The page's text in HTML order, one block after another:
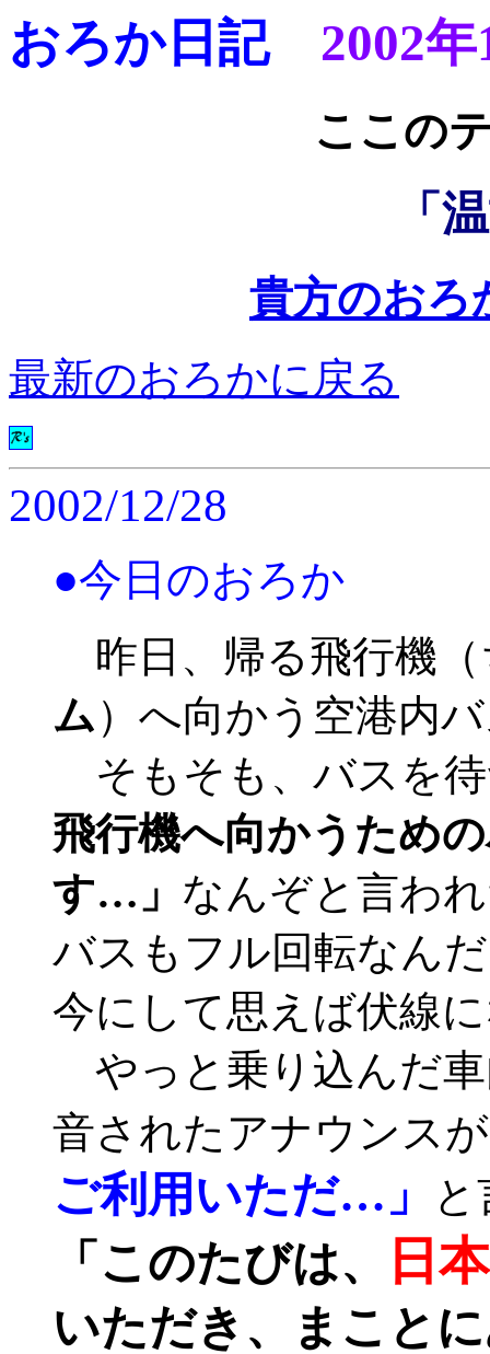
おろか日記 2002
ここ
「
貴方のおろ
最新のおろかに戻る
2002/12/28
●今日のおろか
昨日、帰る飛行機（
ム）へ向かう空港内
そもそも、バスを
飛行機へ向かうため
す…」 なんぞと言わ
バスもフル回転なん
今にして思えば伏線
やっと乗り込んだ
音されたアナウンスが
ご利用いただ…」
「このたびは、 日
いただき、まこと